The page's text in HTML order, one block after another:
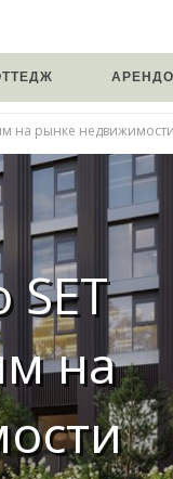
на рынке недвижимости
SET
на